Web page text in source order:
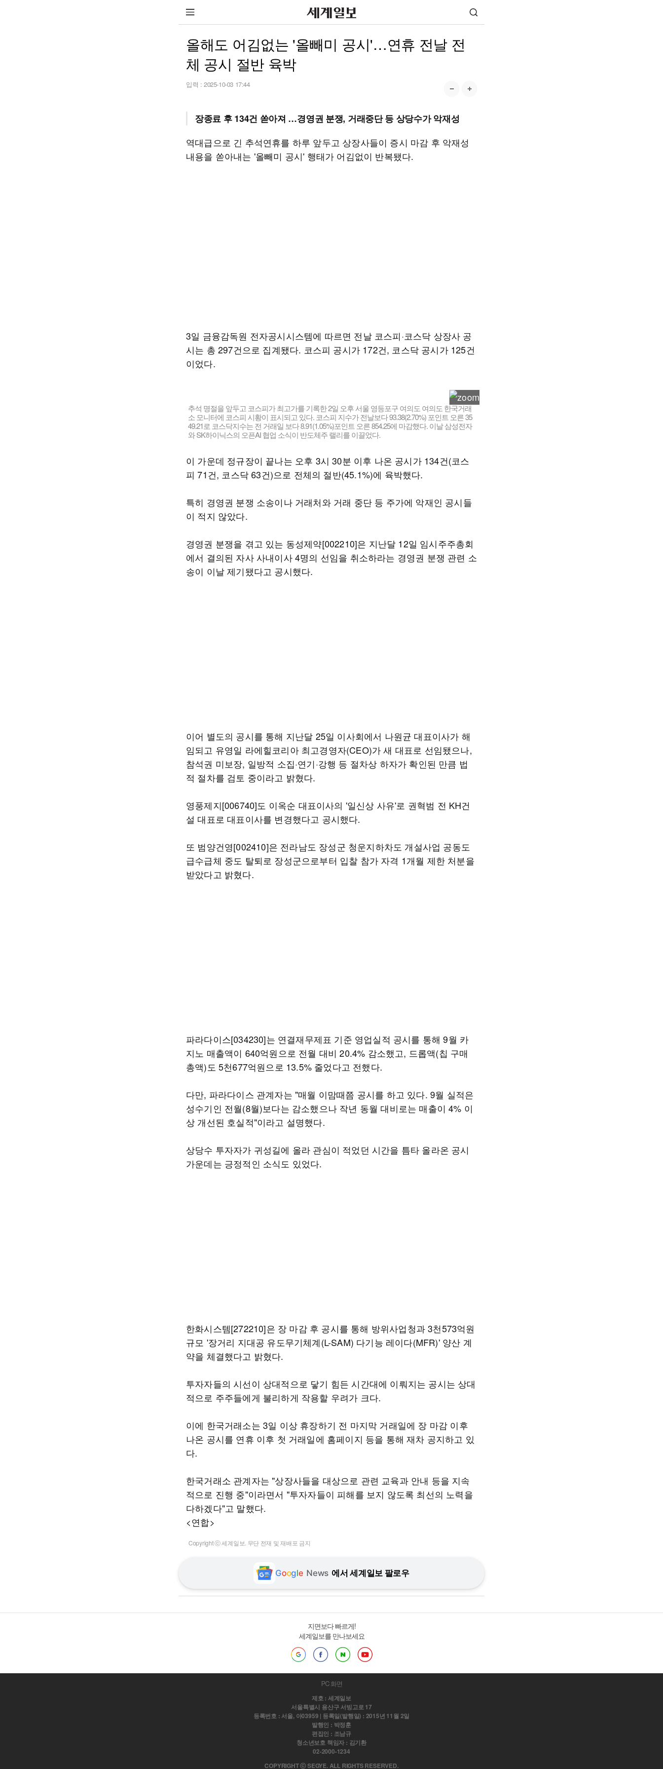
올해도 어김없는 '올빼미 공시'…연휴 전날 전
체 공시 절반 육박
입력 : 2025-10-03 17:44
장종료 후 134건 쏟아져 …경영권 분쟁, 거래중단 등 상당수가 악재성
역대급으로 긴 추석연휴를 하루 앞두고 상장사들이 증시 마감 후 악재성
내용을 쏟아내는 '올빼미 공시' 행태가 어김없이 반복됐다.
3일 금융감독원 전자공시시스템에 따르면 전날 코스피·코스닥 상장사 공
시는 총 297건으로 집계됐다. 코스피 공시가 172건, 코스닥 공시가 125건
이었다.
추석 명절을 앞두고 코스피가 최고가를 기록한 2일 오후 서울 영등포구 여의도 여의도 한국거래
소 모니터에 코스피 시황이 표시되고 있다. 코스피 지수가 전날보다 93.38(2.70%) 포인트 오른 35
49.21로 코스닥지수는 전 거래일 보다 8.91(1.05%)포인트 오른 854.25에 마감했다. 이날 삼성전자
와 SK하이닉스의 오픈AI 협업 소식이 반도체주 랠리를 이끌었다.
이 가운데 정규장이 끝나는 오후 3시 30분 이후 나온 공시가 134건(코스
피 71건, 코스닥 63건)으로 전체의 절반(45.1%)에 육박했다.
특히 경영권 분쟁 소송이나 거래처와 거래 중단 등 주가에 악재인 공시들
이 적지 않았다.
경영권 분쟁을 겪고 있는 동성제약[002210]은 지난달 12일 임시주주총회
에서 결의된 자사 사내이사 4명의 선임을 취소하라는 경영권 분쟁 관련 소
송이 이날 제기됐다고 공시했다.
이어 별도의 공시를 통해 지난달 25일 이사회에서 나원균 대표이사가 해
임되고 유영일 라에힐코리아 최고경영자(CEO)가 새 대표로 선임됐으나,
참석권 미보장, 일방적 소집·연기·강행 등 절차상 하자가 확인된 만큼 법
적 절차를 검토 중이라고 밝혔다.
영풍제지[006740]도 이옥순 대표이사의 '일신상 사유'로 권혁범 전 KH건
설 대표로 대표이사를 변경했다고 공시했다.
또 범양건영[002410]은 전라남도 장성군 청운지하차도 개설사업 공동도
급수급체 중도 탈퇴로 장성군으로부터 입찰 참가 자격 1개월 제한 처분을
받았다고 밝혔다.
파라다이스[034230]는 연결재무제표 기준 영업실적 공시를 통해 9월 카
지노 매출액이 640억원으로 전월 대비 20.4% 감소했고, 드롭액(칩 구매
총액)도 5천677억원으로 13.5% 줄었다고 전했다.
다만, 파라다이스 관계자는 "매월 이맘때쯤 공시를 하고 있다. 9월 실적은
성수기인 전월(8월)보다는 감소했으나 작년 동월 대비로는 매출이 4% 이
상 개선된 호실적"이라고 설명했다.
상당수 투자자가 귀성길에 올라 관심이 적었던 시간을 틈타 올라온 공시
가운데는 긍정적인 소식도 있었다.
한화시스템[272210]은 장 마감 후 공시를 통해 방위사업청과 3천573억원
규모 '장거리 지대공 유도무기체계(L-SAM) 다기능 레이다(MFR)' 양산 계
약을 체결했다고 밝혔다.
투자자들의 시선이 상대적으로 닿기 힘든 시간대에 이뤄지는 공시는 상대
적으로 주주들에게 불리하게 작용할 우려가 크다.
이에 한국거래소는 3일 이상 휴장하기 전 마지막 거래일에 장 마감 이후
나온 공시를 연휴 이후 첫 거래일에 홈페이지 등을 통해 재차 공지하고 있
다.
한국거래소 관계자는 "상장사들을 대상으로 관련 교육과 안내 등을 지속
적으로 진행 중"이라면서 "투자자들이 피해를 보지 않도록 최선의 노력을
다하겠다"고 말했다.
<연합>
Copyright ⓒ 세계일보. 무단 전재 및 재배포 금지
Google News 에서 세계일보 팔로우
지면보다 빠르게!
세계일보를 만나보세요
PC 화면
제호 : 세계일보
서울특별시 용산구 서빙고로 17
등록번호 : 서울, 아03959 | 등록일(발행일) : 2015년 11월 2일
발행인 : 박정훈
편집인 : 조남규
청소년보호 책임자 : 김기환
02-2000-1234
COPYRIGHT ⓒ SEGYE. ALL RIGHTS RESERVED.